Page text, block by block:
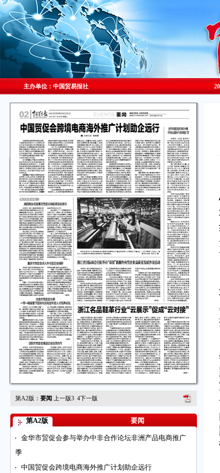
主办单位：中国贸易报社
第A2版： 要闻 上一版3 4下一版
第A2版 要闻
金华市贸促会参与举办中非合作论坛非洲产品电商推广
季
中国贸促会跨境电商海外推广计划助企远行